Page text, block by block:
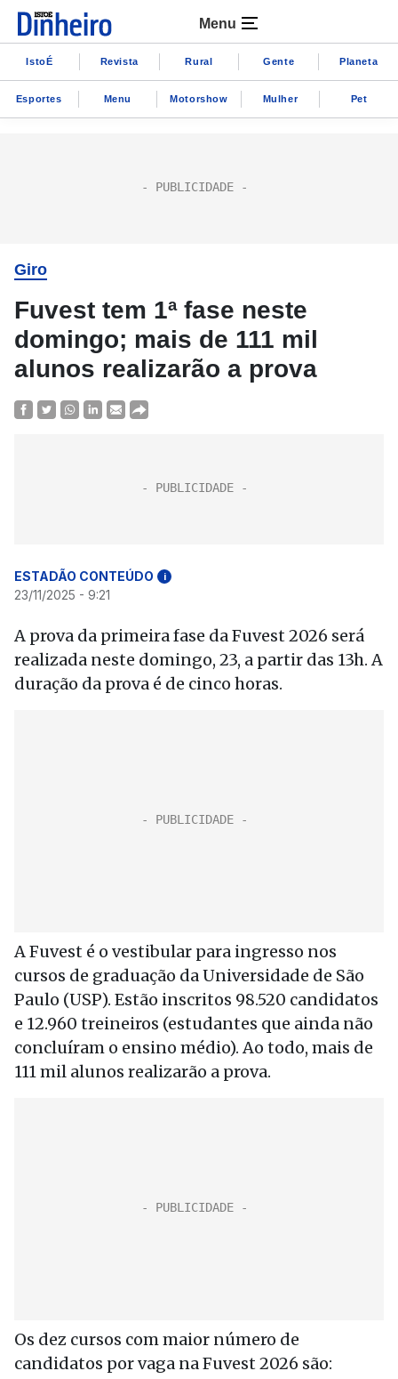
Menu
IstoÉ Revista Rural Gente Planeta
Esportes Menu Motorshow Mulher Pet
Giro
Fuvest tem 1ª fase neste
domingo; mais de 111 mil
alunos realizarão a prova
ESTADÃO CONTEÚDO i
23/11/2025 - 9:21
A prova da primeira fase da Fuvest 2026 será
realizada neste domingo, 23, a partir das 13h. A
duração da prova é de cinco horas.
A Fuvest é o vestibular para ingresso nos
cursos de graduação da Universidade de São
Paulo (USP). Estão inscritos 98.520 candidatos
e 12.960 treineiros (estudantes que ainda não
concluíram o ensino médio). Ao todo, mais de
111 mil alunos realizarão a prova.
Os dez cursos com maior número de
candidatos por vaga na Fuvest 2026 são: